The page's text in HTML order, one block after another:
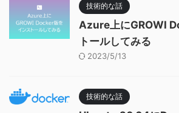
技術的な話
Azure上にGROWI
トールしてみる
2023/5/13
技術的な話